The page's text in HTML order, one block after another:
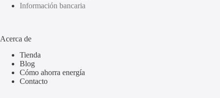
Información bancaria
Acerca de
Tienda
Blog
Cómo ahorra energía
Contacto